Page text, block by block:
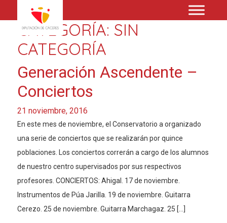
CATEGORÍA: SIN
CATEGORÍA
Generación Ascendente –
Conciertos
21 noviembre, 2016
En este mes de noviembre, el Conservatorio a organizado
una serie de conciertos que se realizarán por quince
poblaciones. Los conciertos correrán a cargo de los alumnos
de nuestro centro supervisados por sus respectivos
profesores. CONCIERTOS: Ahigal. 17 de noviembre.
Instrumentos de Púa Jarilla. 19 de noviembre. Guitarra
Cerezo. 25 de noviembre. Guitarra Marchagaz. 25 […]